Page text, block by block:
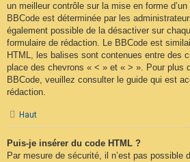
un meilleur contrôle sur la mise en forme
BBCode est déterminée par les
également possible de la désactiver sur
formulaire de rédaction. Le BBCode est
HTML, les balises sont contenues entre des
place des chevrons « < » et « > ». Pour plus
BBCode, veuillez consulter le guide qui est
rédaction.
Haut
Puis-je insérer du code HTML ?
Par mesure de sécurité, il n’est pas possible